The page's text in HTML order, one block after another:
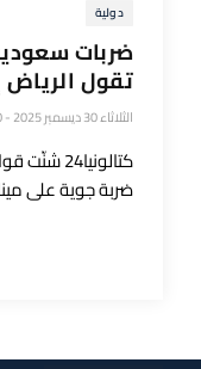
دولية
ضربات
تقول الرياض
الثلاثاء 30 ديسمبر 2025 - 19:30
ضربة جوية على